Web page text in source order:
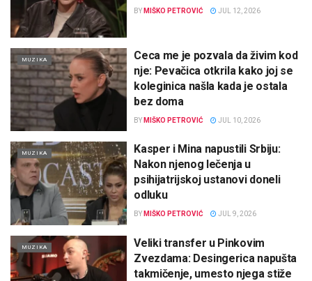
BY MIŠKO PETROVIĆ JUL 12, 2026
MUZIKA
Ceca me je pozvala da živim kod
nje: Pevačica otkrila kako joj se
koleginica našla kada je ostala
bez doma
BY MIŠKO PETROVIĆ JUL 10, 2026
MUZIKA
Kasper i Mina napustili Srbiju:
Nakon njenog lečenja u
psihijatrijskoj ustanovi doneli
odluku
BY MIŠKO PETROVIĆ JUL 9, 2026
MUZIKA
Veliki transfer u Pinkovim
Zvezdama: Desingerica napušta
takmičenje, umesto njega stiže